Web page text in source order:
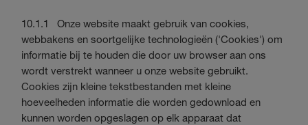
10.1.1 Onze website maakt gebruik van cookies,
webbakens en soortgelijke technologieën ('Cookies') om
informatie bij te houden die door uw browser aan ons
wordt verstrekt wanneer u onze website gebruikt.
Cookies zijn kleine tekstbestanden met kleine
hoeveelheden informatie die worden gedownload en
kunnen worden opgeslagen op elk apparaat dat